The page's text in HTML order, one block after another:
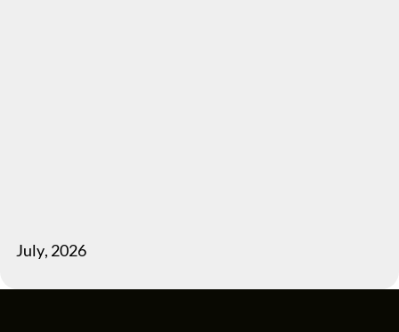
July, 2026